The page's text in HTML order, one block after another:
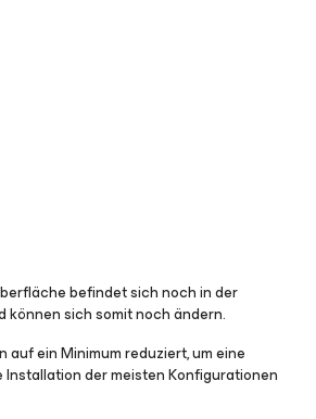
befindet sich noch in der
können sich somit noch ändern.
auf ein Minimum reduziert, um eine
der meisten Konfigurationen